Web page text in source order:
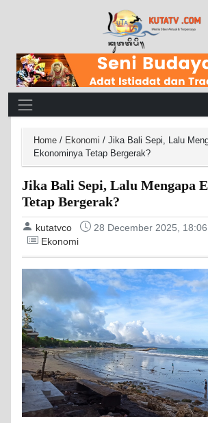
Main Navigation
Home / Ekonomi / Jika Bali Sepi, Lalu
Ekonominya Tetap Bergerak?
Jika Bali Sepi, Lalu Mengapa
Tetap Bergerak?
kutatvco
28 December 2025,
Ekonomi